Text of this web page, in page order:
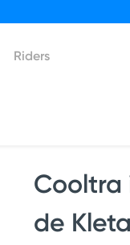
Riders
Cooltra
de